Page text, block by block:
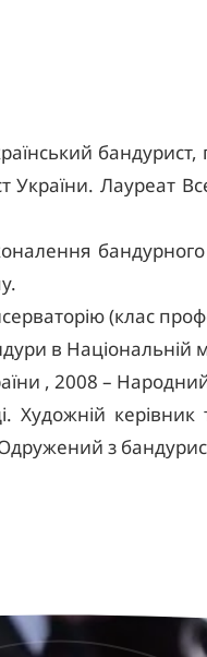
бандурист,
Лауреат
(клас
в Національній
, 2008 –
керівник
з